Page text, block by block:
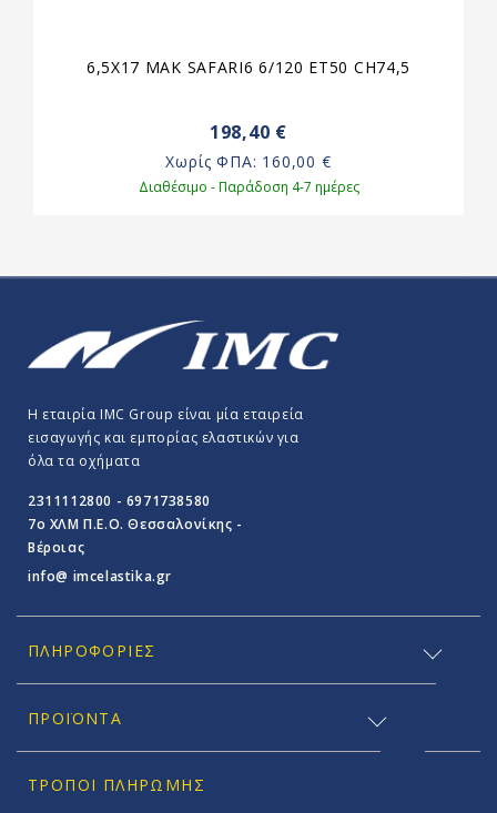
6,5X17 MAK SAFARI6 6/120 ET50 CH74,5
198,40 €
Χωρίς ΦΠΑ: 160,00 €
Διαθέσιμο - Παράδοση 4-7 ημέρες
Η εταιρία IMC Group είναι μία εταιρεία
εισαγωγής και εμπορίας ελαστικών για
όλα τα οχήματα
2311112800 - 6971738580
7o ΧΛΜ Π.E.O. Θεσσαλονίκης -
Βέροιας
info@ imcelastika.gr
ΠΛΗΡΟΦΟΡΊΕΣ
ΠΡΟΪΟΝΤΑ
ΤΡΌΠΟΙ ΠΛΗΡΩΜΉΣ